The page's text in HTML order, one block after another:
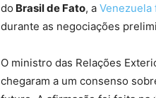
do Brasil de Fato, a Venezuela
durante as negociações
O ministro das Relações
chegaram a um consenso